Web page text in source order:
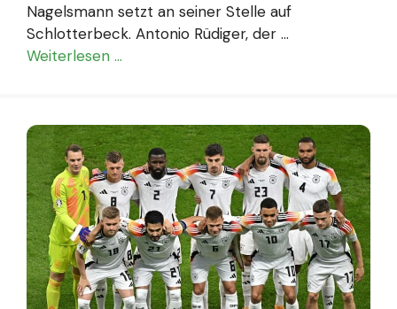
Nagelsmann setzt an seiner Stelle auf
Schlotterbeck. Antonio Rüdiger, der …
Weiterlesen …